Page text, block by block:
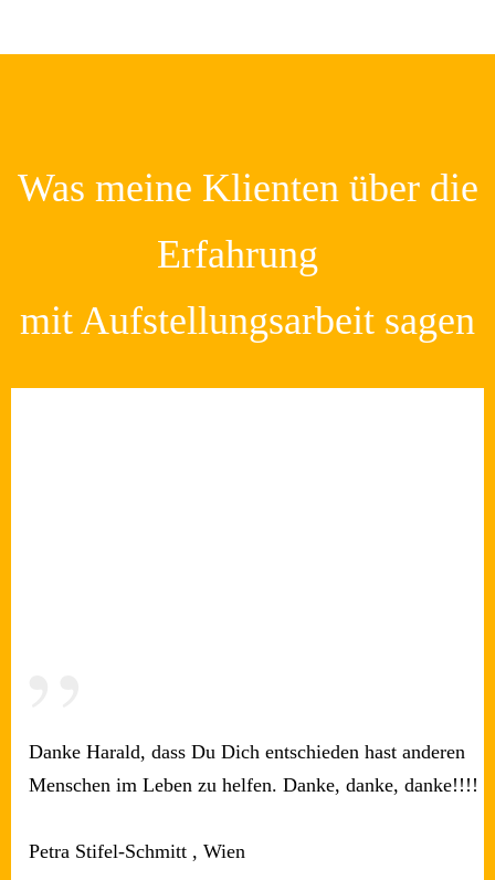
Was meine Klienten über die
Erfahrung
mit Aufstellungsarbeit sagen
”
Danke Harald, dass Du Dich entschieden hast anderen
Menschen im Leben zu helfen. Danke, danke, danke!!!!
Petra Stifel-Schmitt , Wien